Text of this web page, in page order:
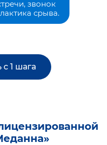
звонок
срыва.
с 1 шага